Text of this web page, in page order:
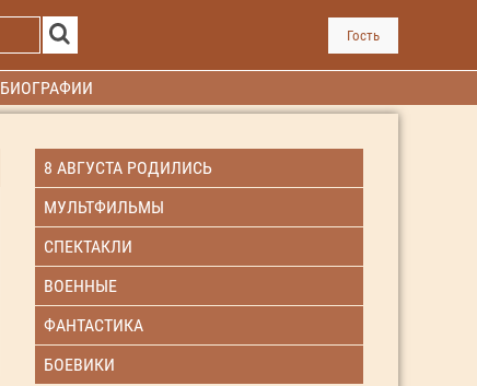
Гость
БИОГРАФИИ
8 АВГУСТА РОДИЛИСЬ
МУЛЬТФИЛЬМЫ
СПЕКТАКЛИ
ВОЕННЫЕ
ФАНТАСТИКА
БОЕВИКИ